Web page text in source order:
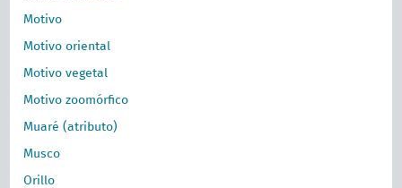
Motivo
Motivo oriental
Motivo vegetal
Motivo zoomórfico
Muaré (atributo)
Musco
Orillo